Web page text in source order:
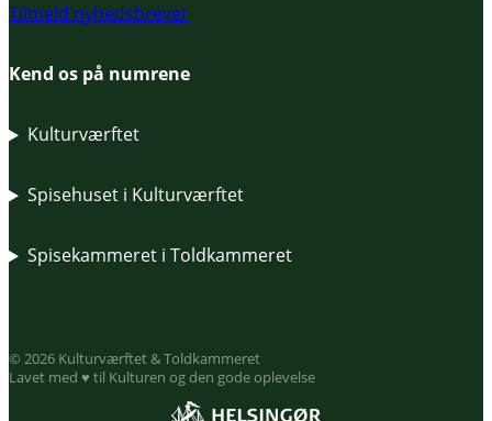
Tilmeld nyhedsbrevet
Kend os på numrene
Kulturværftet
Spisehuset i Kulturværftet
Spisekammeret i Toldkammeret
© 2026 Kulturværftet & Toldkammeret
Lavet med ♥ til Kulturen og den gode oplevelse